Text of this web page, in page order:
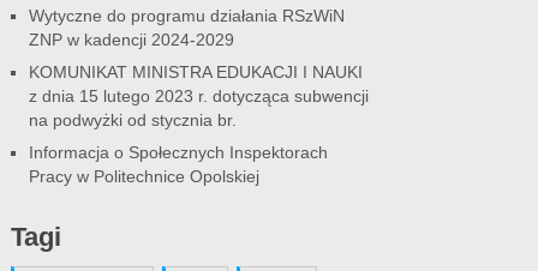
Wytyczne do programu działania RSzWiN
ZNP w kadencji 2024-2029
KOMUNIKAT MINISTRA EDUKACJI I NAUKI
z dnia 15 lutego 2023 r. dotycząca subwencji
na podwyżki od stycznia br.
Informacja o Społecznych Inspektorach
Pracy w Politechnice Opolskiej
Tagi